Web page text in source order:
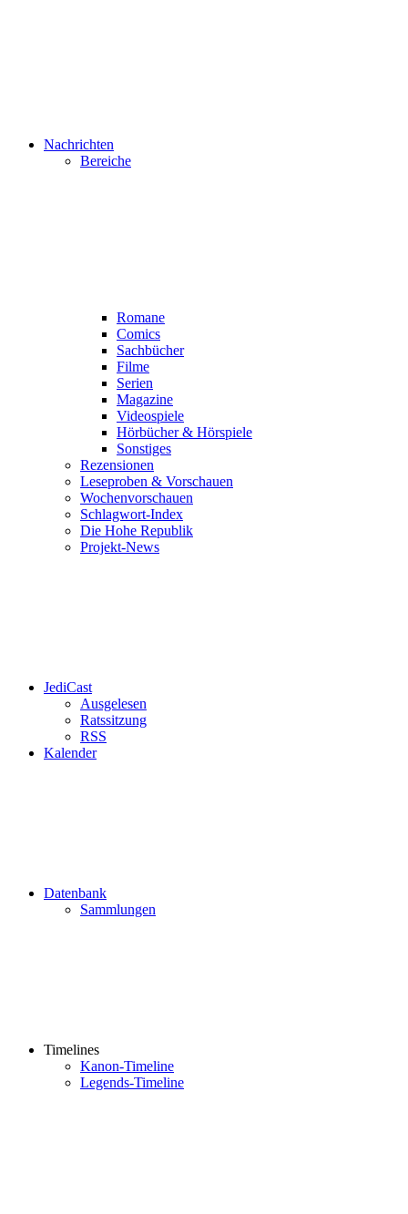
Nachrichten
Bereiche
Romane
Comics
Sachbücher
Filme
Serien
Magazine
Videospiele
Hörbücher & Hörspiele
Sonstiges
Rezensionen
Leseproben & Vorschauen
Wochenvorschauen
Schlagwort-Index
Die Hohe Republik
Projekt-News
JediCast
Ausgelesen
Ratssitzung
RSS
Kalender
Datenbank
Sammlungen
Timelines
Kanon-Timeline
Legends-Timeline